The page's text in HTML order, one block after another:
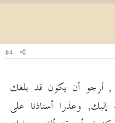
#4
, أرجو أن يكون قد بلغك
إليك, وعذرا أستاذنا على